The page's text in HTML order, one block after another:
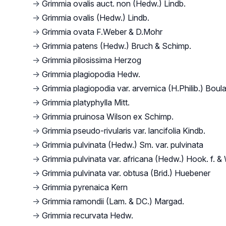
→ Grimmia ovalis auct. non (Hedw.) Lindb.
→ Grimmia ovalis (Hedw.) Lindb.
→ Grimmia ovata F.Weber & D.Mohr
→ Grimmia patens (Hedw.) Bruch & Schimp.
→ Grimmia pilosissima Herzog
→ Grimmia plagiopodia Hedw.
→ Grimmia plagiopodia var. arvernica (H.Philib.)
→ Grimmia platyphylla Mitt.
→ Grimmia pruinosa Wilson ex Schimp.
→ Grimmia pseudo-rivularis var. lancifolia Kindb.
→ Grimmia pulvinata (Hedw.) Sm. var. pulvinata
→ Grimmia pulvinata var. africana (Hedw.) Hook. f. &
→ Grimmia pulvinata var. obtusa (Brid.) Huebener
→ Grimmia pyrenaica Kern
→ Grimmia ramondii (Lam. & DC.) Margad.
→ Grimmia recurvata Hedw.